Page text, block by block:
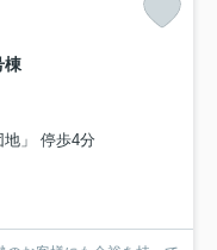
棟
地」 停歩4分